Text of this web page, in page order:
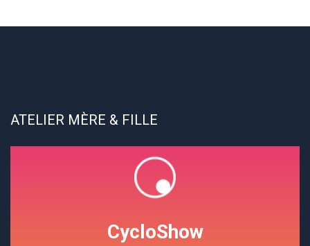
ATELIER MÈRE & FILLE
CycloShow